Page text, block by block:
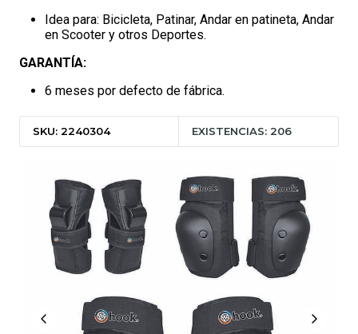
Idea para: Bicicleta, Patinar, Andar en patineta, Andar
en Scooter y otros Deportes.
GARANTÍA:
6 meses por defecto de fábrica.
SKU: 2240304 EXISTENCIAS: 206